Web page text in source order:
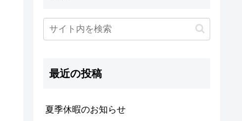
最近の投稿
夏季休暇のお知らせ